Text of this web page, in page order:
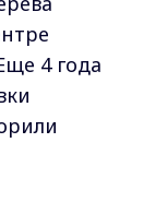
4 года